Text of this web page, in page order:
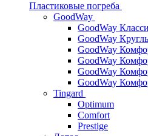
Пластиковые погреба
GoodWay
GoodWay
GoodWay
GoodWay
GoodWay
GoodWay
GoodWay
Tingard
Optimum
Comfort
Prestige